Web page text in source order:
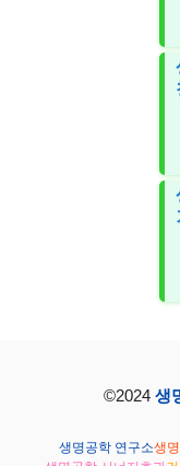
©2024 생
생명공학 연구소생